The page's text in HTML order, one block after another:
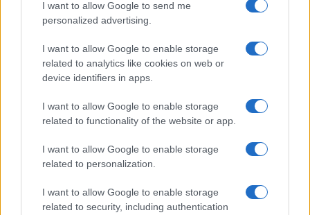
I want to allow Google to send me
personalized advertising.
I want to allow Google to enable storage
related to analytics like cookies on web or
device identifiers in apps.
I want to allow Google to enable storage
related to functionality of the website or app.
I want to allow Google to enable storage
related to personalization.
I want to allow Google to enable storage
related to security, including authentication